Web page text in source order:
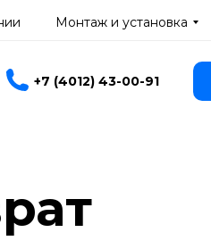
Монтаж и установка
+7 (4012) 43-00-91